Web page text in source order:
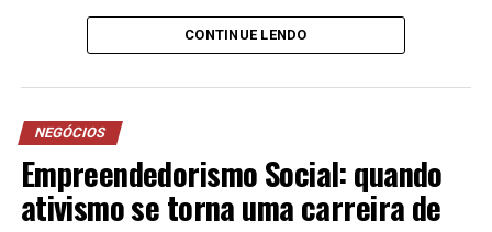
Desvendando a Arte da Venda e a Importância da
Autoridade nas Redes Sociais: Uma Abordagem
NÃO PERCA
Felipe Vasques Mendes Recebe Prêmio Destaque Anual
A Savana, por meio das suas 14 filiais, desenvolve
anualmente iniciativas voltadas à redução no consumo
energética e projetos sociais. As práticas adotadas
contribuíram, inclusive, para a conquista da certificação
ISO 14001, norma internacional de gestão ambiental
conquistada pela empresa desde 2023.
CONTINUE LENDO
NEGÓCIOS
Empreendedorismo Social: quando
ativismo se torna uma carreira de